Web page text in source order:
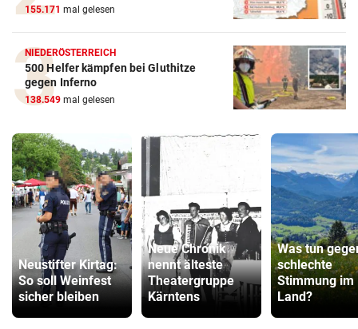
155.171 mal gelesen
NIEDERÖSTERREICH
500 Helfer kämpfen bei Gluthitze
gegen Inferno
138.549 mal gelesen
Neustifter Kirtag:
So soll Weinfest
sicher bleiben
Neue Chronik
nennt älteste
Theatergruppe
Kärntens
Was tun
schlechte
Stimmung im
Land?